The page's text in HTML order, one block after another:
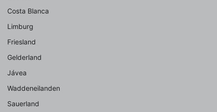
Costa Blanca
Limburg
Friesland
Gelderland
Jávea
Waddeneilanden
Sauerland